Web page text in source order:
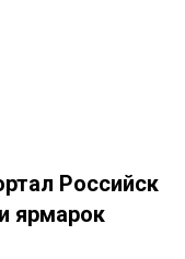
Российск
ярмарок